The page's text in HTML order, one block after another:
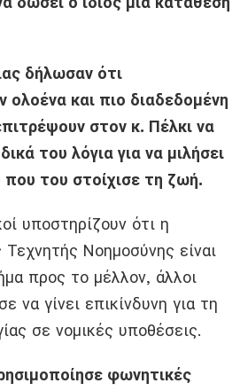
δήλωσαν ότι
ολοένα και πιο διαδεδομένη
στον κ. Πέλκι να
του λόγια για να μιλήσει
που του στοίχισε τη ζωή.
υποστηρίζουν ότι η
Νοημοσύνης είναι
προς το μέλλον, άλλοι
να γίνει επικίνδυνη για τη
σε νομικές υποθέσεις.
φωνητικές